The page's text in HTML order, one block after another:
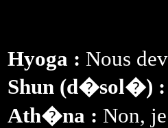
Hyoga : Nous
Shun (d�sol�) :
Ath�na : Non,